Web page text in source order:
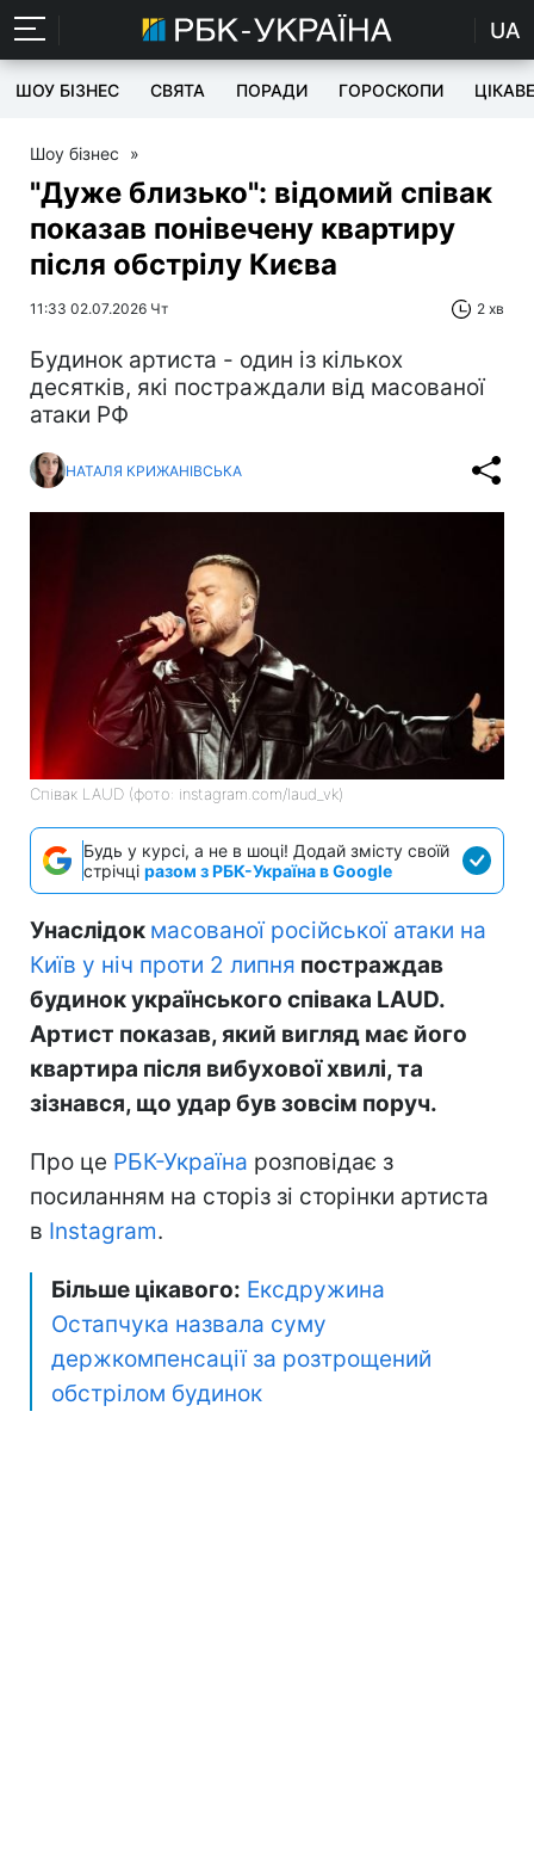
UA
ШОУ БІЗНЕС СВЯТА ПОРАДИ ГОРОСКОПИ ЦІКАВЕ
Шоу бізнес »
"Дуже близько": відомий співак
показав понівечену квартиру
після обстрілу Києва
11:33 02.07.2026 Чт 2 хв
Будинок артиста - один із кількох
десятків, які постраждали від масованої
атаки РФ
НАТАЛЯ КРИЖАНІВСЬКА
Співак LAUD (фото: instagram.com/laud_vk)
Будь у курсі, а не в шоці! Додай змісту своїй
стрічці разом з РБК-Україна в Google
Унаслідок масованої російської атаки на
Київ у ніч проти 2 липня постраждав
будинок українського співака LAUD.
Артист показав, який вигляд має його
квартира після вибухової хвилі, та
зізнався, що удар був зовсім поруч.
Про це РБК-Україна розповідає з
посиланням на сторіз зі сторінки артиста
в Instagram.
Більше цікавого: Ексдружина
Остапчука назвала суму
держкомпенсації за розтрощений
обстрілом будинок